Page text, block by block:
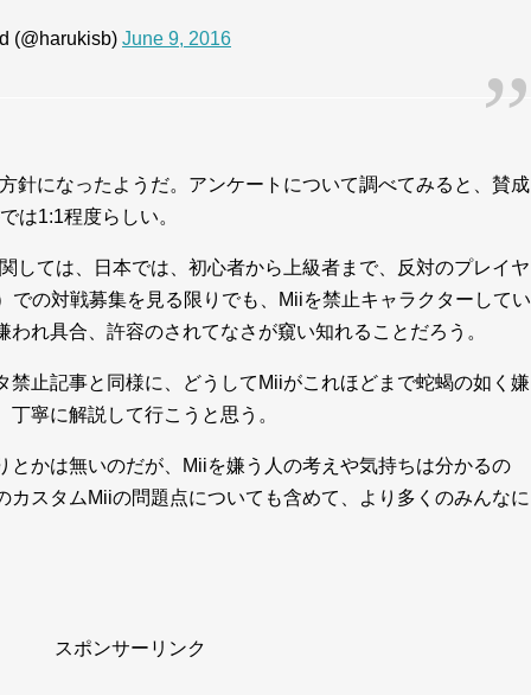
(@harukisb) June 9, 2016
針になったようだ。アンケートについて調べてみると、賛成
は1:1程度らしい。
しては、日本では、初心者から上級者まで、反対のプレイヤ
での対戦募集を見る限りでも、Miiを禁止キャラクターしてい
れ具合、許容のされてなさが窺い知れることだろう。
禁止記事と同様に、どうしてMiiがこれほどまで蛇蝎の如く嫌
寧に解説して行こうと思う。
とかは無いのだが、Miiを嫌う人の考えや気持ちは分かるの
カスタムMiiの問題点についても含めて、より多くのみんなに
スポンサーリンク